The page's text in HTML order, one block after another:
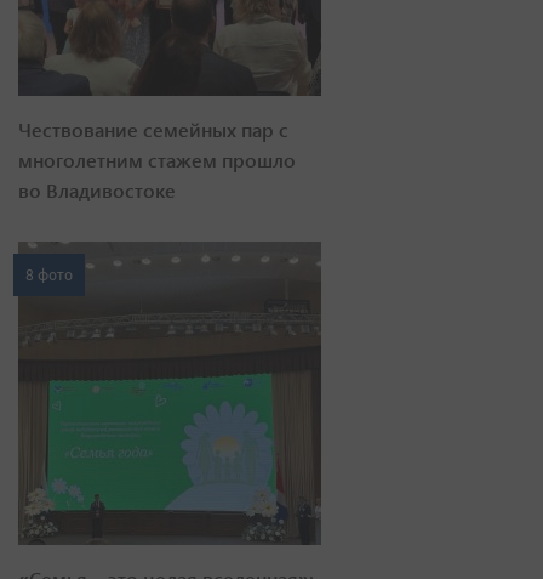
Чествование семейных пар с
многолетним стажем прошло
во Владивостоке
8 фото